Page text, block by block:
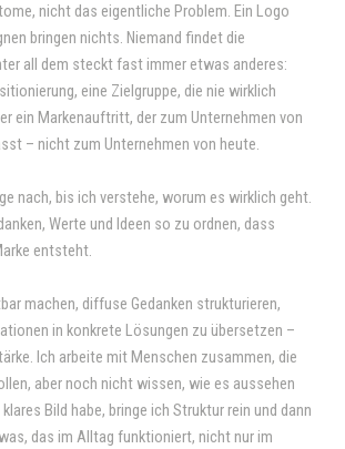
nicht das eigentliche Problem. Ein Logo
bringen nichts. Niemand findet die
all dem steckt fast immer etwas anderes:
eine Zielgruppe, die nie wirklich
ein Markenauftritt, der zum Unternehmen von
– nicht zum Unternehmen von heute.
nach, bis ich verstehe, worum es wirklich geht.
Werte und Ideen so zu ordnen, dass
entsteht.
machen, diffuse Gedanken strukturieren,
in konkrete Lösungen zu übersetzen –
Ich arbeite mit Menschen zusammen, die
aber noch nicht wissen, wie es aussehen
Bild habe, bringe ich Struktur rein und dann
das im Alltag funktioniert, nicht nur im